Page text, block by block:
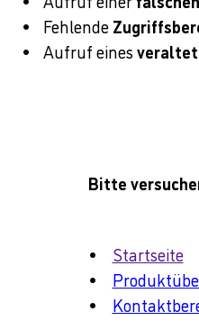
Fehlende
Aufruf eines
Bitte
Startseite